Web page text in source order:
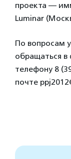
проекта —
Luminar
По вопросам
обращаться
телефону 8
почте